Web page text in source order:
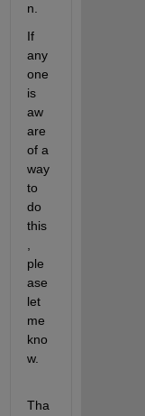
n.
If
any
one
is
aw
are
of a
way
to
do
this
ple
ase
let
me
kno
w.
Tha